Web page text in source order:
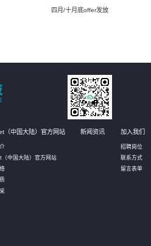
四月/十月底offer发放
（中国大陆）官方网站
（中国大陆）官方网站
新闻资讯 加入我们
招聘岗位
联系方式
留言表单